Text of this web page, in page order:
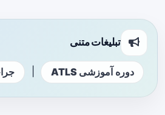
تبلیغات متنی
دوره آموزشی ATLS